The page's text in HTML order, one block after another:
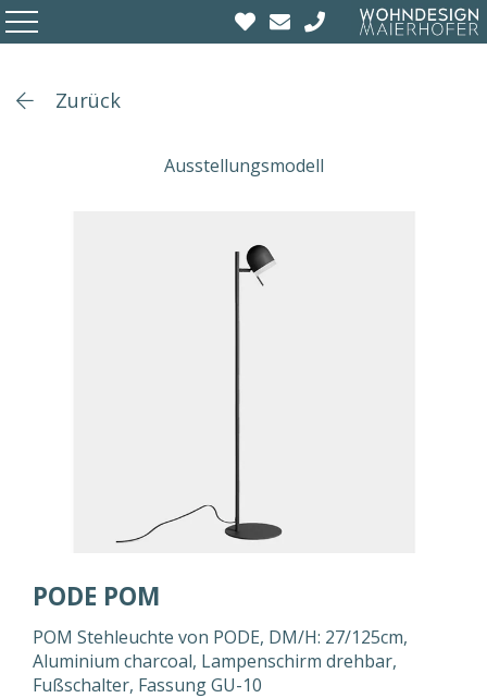
Zurück
Ausstellungsmodell
PODE POM
POM Stehleuchte von PODE, DM/H: 27/125cm,
Aluminium charcoal, Lampenschirm drehbar,
Fußschalter, Fassung GU-10